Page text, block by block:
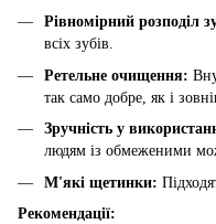
Рівномірний розподіл
всіх зубів.
Ретельне очищення:
так само добре, як і
Зручність у
людям із обмеженими
М'які щетинки:
Рекомендації: